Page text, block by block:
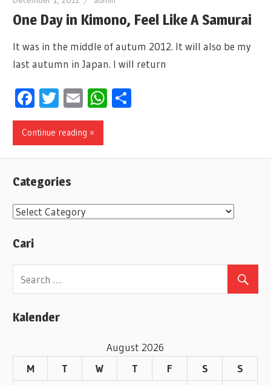
One Day in Kimono, Feel Like A Samurai
It was in the middle of autum 2012. It will also be my
last autumn in Japan. I will return
Facebook
Twitter
EmailWhatsApp
Continue reading »
Categories
C
t
e
r
Cari
Kalender
August 2026
M
T W T F S S